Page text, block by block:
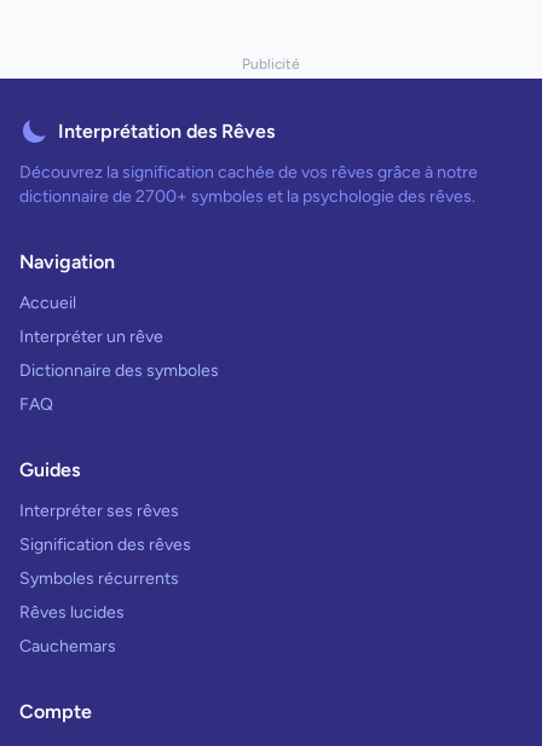
Publicité
Interprétation des Rêves
Découvrez la signification cachée de vos rêves grâce à notre
dictionnaire de 2700+ symboles et la psychologie des rêves.
Navigation
Accueil
Interpréter un rêve
Dictionnaire des symboles
FAQ
Guides
Interpréter ses rêves
Signification des rêves
Symboles récurrents
Rêves lucides
Cauchemars
Compte